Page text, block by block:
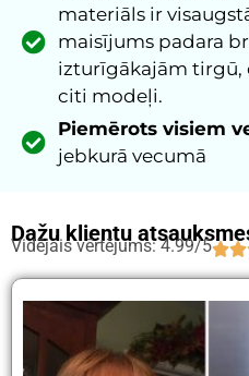
materiāls ir
maisījums padara
izturīgākajām tirgū,
citi modeļi.
Piemērots visiem
jebkurā vecumā
Dažu klientu
Vidējais vērtējums: 4.99/5